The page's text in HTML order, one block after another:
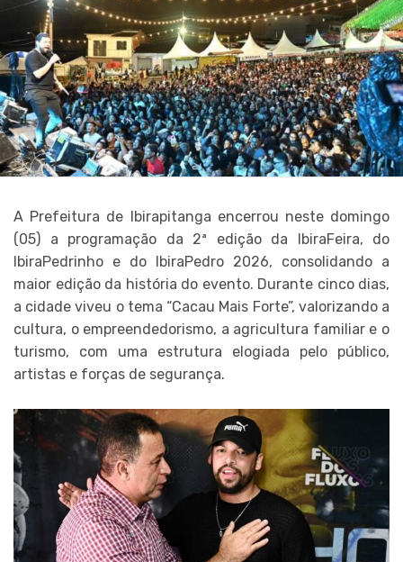
A Prefeitura de Ibirapitanga encerrou neste domingo
(05) a programação da 2ª edição da IbiraFeira, do
IbiraPedrinho e do IbiraPedro 2026, consolidando a
maior edição da história do evento. Durante cinco dias,
a cidade viveu o tema “Cacau Mais Forte”, valorizando a
cultura, o empreendedorismo, a agricultura familiar e o
turismo, com uma estrutura elogiada pelo público,
artistas e forças de segurança.